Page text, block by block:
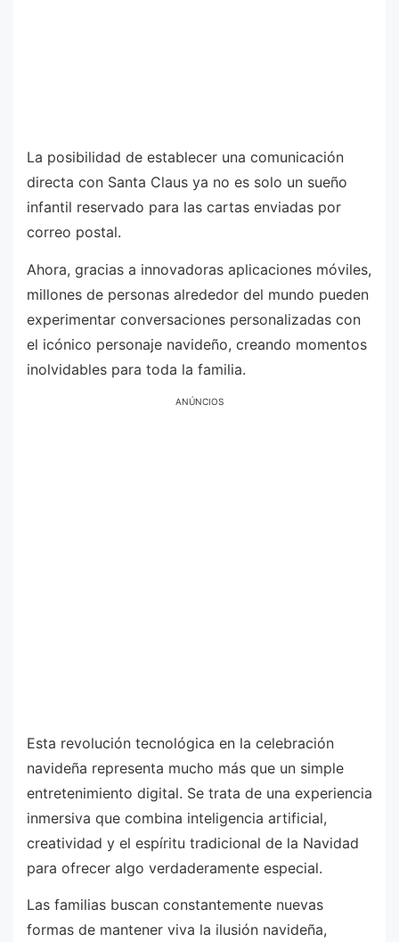
La posibilidad de establecer una comunicación
directa con Santa Claus ya no es solo un sueño
infantil reservado para las cartas enviadas por
correo postal.
Ahora, gracias a innovadoras aplicaciones móviles,
millones de personas alrededor del mundo pueden
experimentar conversaciones personalizadas con
el icónico personaje navideño, creando momentos
inolvidables para toda la familia.
ANÚNCIOS
Esta revolución tecnológica en la celebración
navideña representa mucho más que un simple
entretenimiento digital. Se trata de una experiencia
inmersiva que combina inteligencia artificial,
creatividad y el espíritu tradicional de la Navidad
para ofrecer algo verdaderamente especial.
Las familias buscan constantemente nuevas
formas de mantener viva la ilusión navideña,